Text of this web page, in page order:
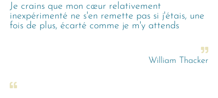
Je crains que mon cœur relativement
inexpérimenté ne s'en remette pas si j'étais, une
fois de plus, écarté comme je m'y attends
William Thacker